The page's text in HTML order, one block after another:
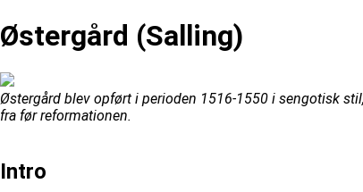
Østergård (Salling)
Østergård blev opført i perioden 1516-1550 i sengotisk
fra før reformationen.
Intro